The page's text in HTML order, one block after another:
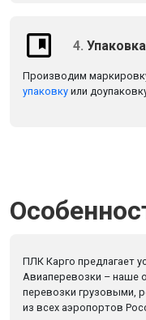
4.
Производим
упаковку или
ПЛК Карго предлагает
Авиаперевозки – наше
перевозки грузовыми,
из всех аэропортов